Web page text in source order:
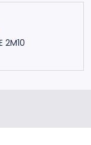
2M10